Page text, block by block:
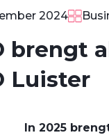
2024
brengt
Luister
In 2025